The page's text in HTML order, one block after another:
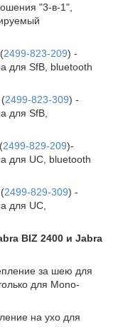
"3-в-1",
2499-823-209) -
для SfB, bluetooth
2499-823-309) -
для SfB,
2499-829-209)-
для UC, bluetooth
2499-829-309) -
для UC,
BIZ 2400 и Jabra
за шею для
для Mono-
на ухо для